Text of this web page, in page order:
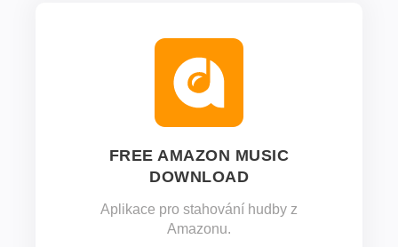
FREE AMAZON MUSIC
DOWNLOAD
Aplikace pro stahování hudby z
Amazonu.